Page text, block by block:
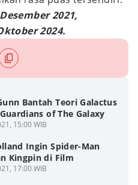
2021,
2024.
Bantah Teori Galactus
of The Galaxy
15:00 WIB
Ingin Spider-Man
Kingpin di Film
17:00 WIB